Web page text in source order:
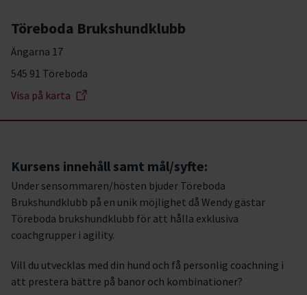
Töreboda Brukshundklubb
Ängarna 17
545 91 Töreboda
Visa på karta
Kursens innehåll samt mål/syfte:
Under sensommaren/hösten bjuder Töreboda
Brukshundklubb på en unik möjlighet då Wendy gästar
Töreboda brukshundklubb för att hålla exklusiva
coachgrupper i agility.
Vill du utvecklas med din hund och få personlig coachning i
att prestera bättre på banor och kombinationer?